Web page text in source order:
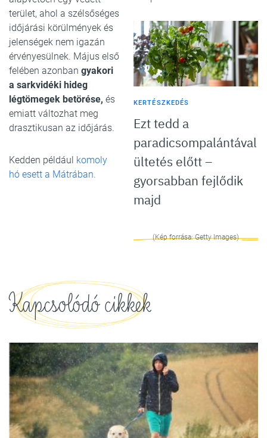
KERTÉSZKEDÉS
Ezt tedd a
paradicsompalántával
ültetés előtt –
gyorsabban fejlődik
majd
(Kép forrása: Getty Images)
terület, ahol a szélsőséges
időjárási körülmények és
jelenségek nem igazán
érvényesülnek. Május első
felében azonban gyakori
a sarkvidéki hideg
légtömegek betörése, és
emiatt változhat meg
drasztikusan az időjárás.
Kedden például komoly
hó esett a Mátrában.
Kapcsolódó cikkek